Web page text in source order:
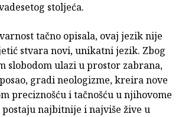
stoljeća.
tačno opisala, ovaj jezik nije
stvara novi, unikatni jezik. Zbog
slobodom ulazi u prostor zabrana,
gradi neologizme, kreira nove
preciznošću i tačnošću u njihovome
postaju najbitnije i najviše žive u